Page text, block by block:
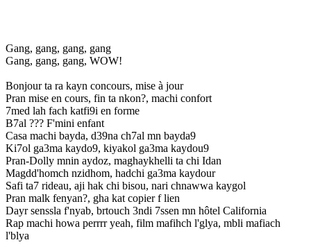
Gang, gang, gang, gang
Gang, gang, gang, WOW!
Bonjour ta ra kayn concours, mise à jour
Pran mise en cours, fin ta nkon?, machi confort
7med lah fach katfi9i en forme
B7al ??? F'mini enfant
Casa machi bayda, d39na ch7al mn bayda9
Ki7ol ga3ma kaydo9, kiyakol ga3ma kaydou9
Pran-Dolly mnin aydoz, maghaykhelli ta chi Idan
Magdd'homch nzidhom, hadchi ga3ma kaydour
Safi ta7 rideau, aji hak chi bisou, nari chnawwa kaygol
Pran malk fenyan?, gha kat copier f lien
Dayr senssla f'nyab, brtouch 3ndi 7ssen mn hôtel California
Rap machi howa perrrr yeah, film mafihch l'glya, mbli mafiach
l'blya